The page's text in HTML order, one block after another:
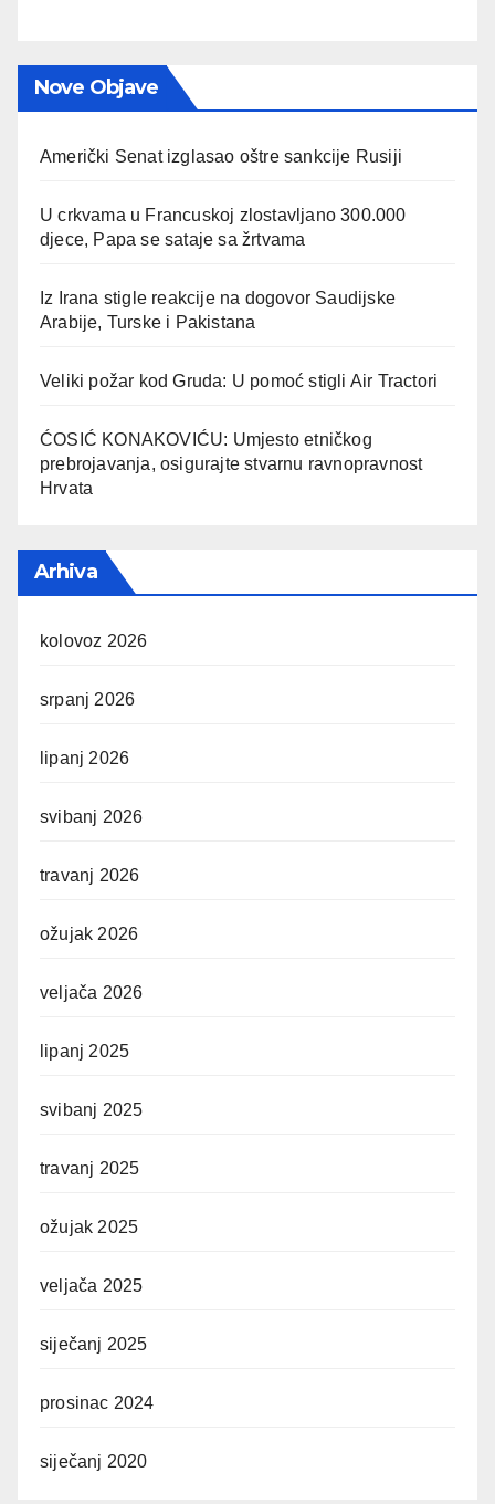
Nove Objave
Američki Senat izglasao oštre sankcije Rusiji
U crkvama u Francuskoj zlostavljano 300.000
djece, Papa se sataje sa žrtvama
Iz Irana stigle reakcije na dogovor Saudijske
Arabije, Turske i Pakistana
Veliki požar kod Gruda: U pomoć stigli Air Tractori
ĆOSIĆ KONAKOVIĆU: Umjesto etničkog
prebrojavanja, osigurajte stvarnu ravnopravnost
Hrvata
Arhiva
kolovoz 2026
srpanj 2026
lipanj 2026
svibanj 2026
travanj 2026
ožujak 2026
veljača 2026
lipanj 2025
svibanj 2025
travanj 2025
ožujak 2025
veljača 2025
siječanj 2025
prosinac 2024
siječanj 2020